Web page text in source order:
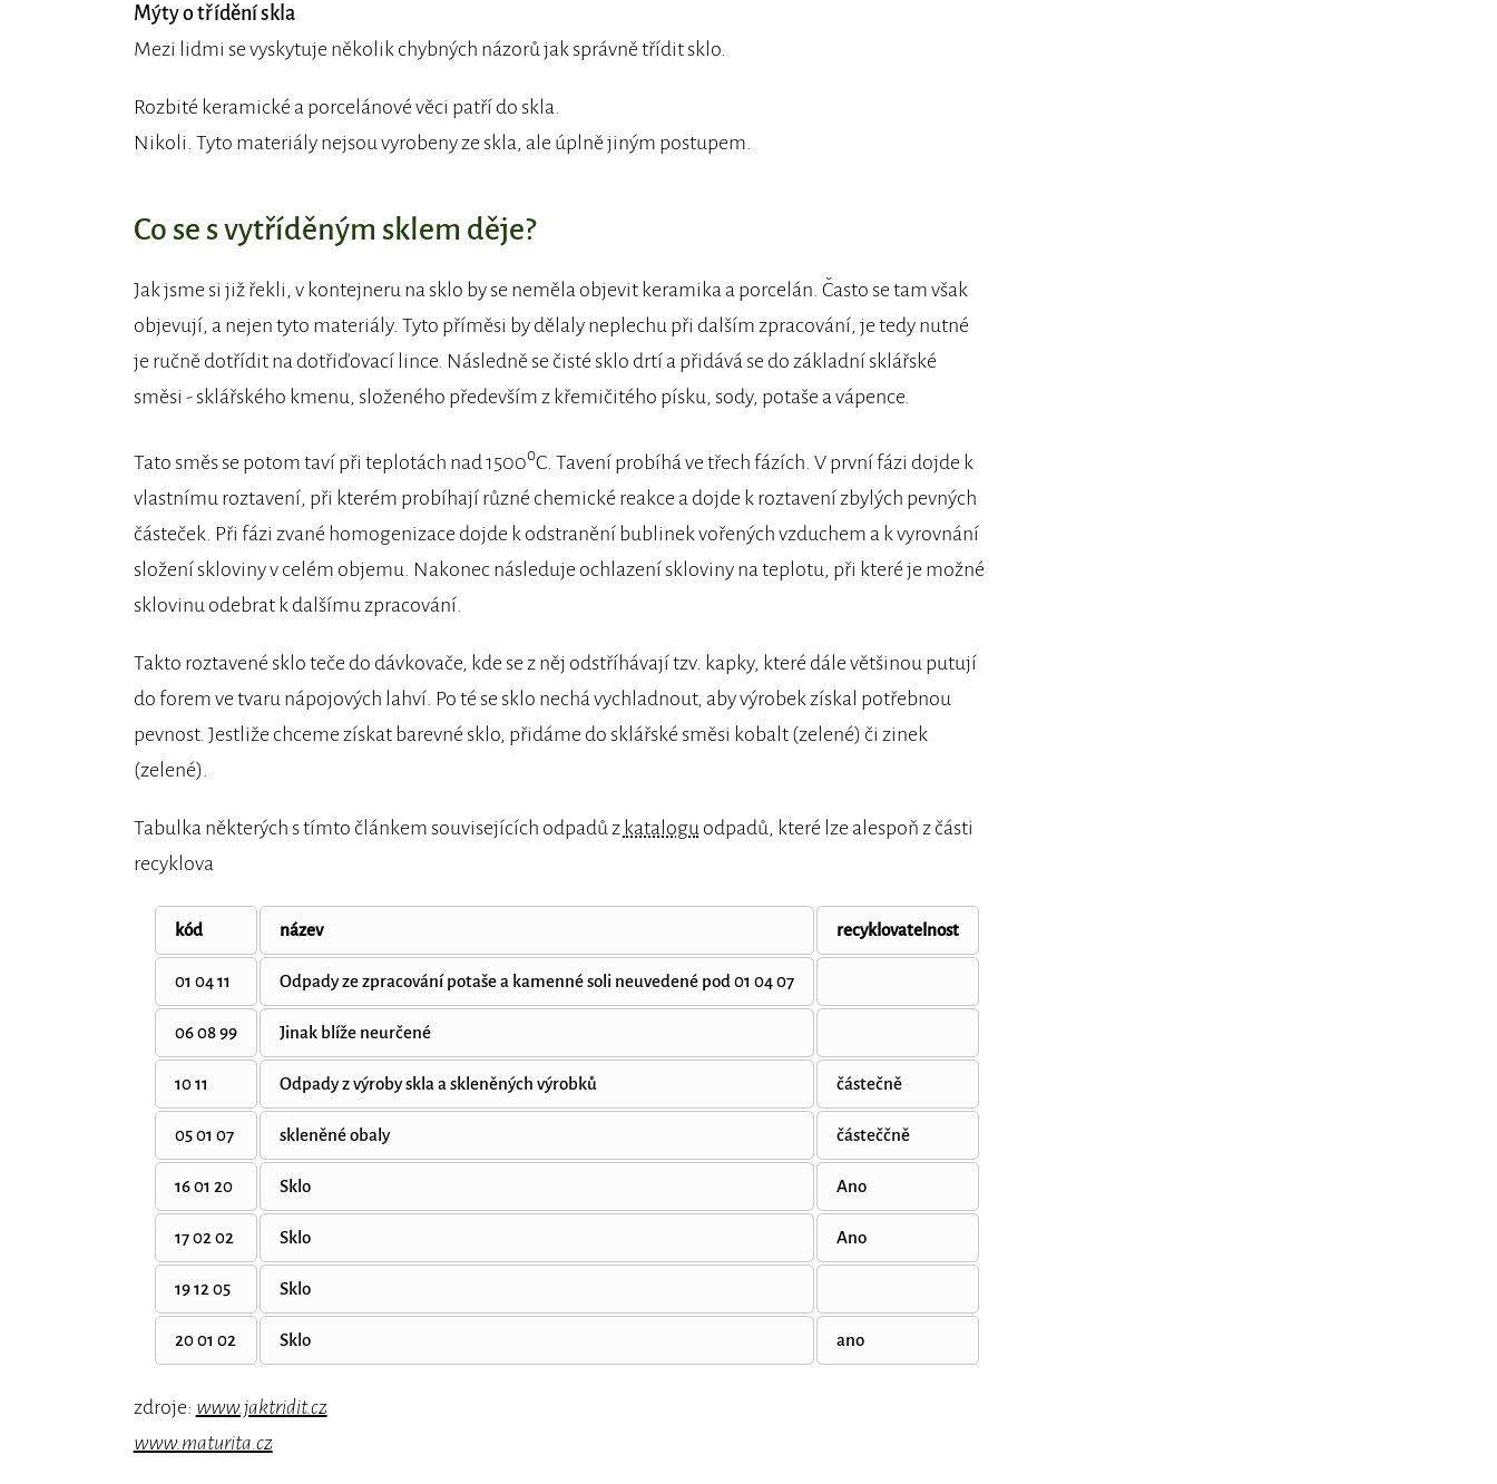
Mýty o třídění skla
Mezi lidmi se vyskytuje několik chybných názorů jak správně třídit sklo.
Rozbité keramické a porcelánové věci patří do skla.
Nikoli. Tyto materiály nejsou vyrobeny ze skla, ale úplně jiným postupem.
Co se s vytříděným sklem děje?
Jak jsme si již řekli, v kontejneru na sklo by se neměla objevit keramika a porcelán. Často se tam však
objevují, a nejen tyto materiály. Tyto příměsi by dělaly neplechu při dalším zpracování, je tedy nutné
je ručně dotřídit na dotřiďovací lince. Následně se čisté sklo drtí a přidává se do základní sklářské
směsi - sklářského kmenu, složeného především z křemičitého písku, sody, potaše a vápence.
Tato směs se potom taví při teplotách nad 1500oC. Tavení probíhá ve třech fázích. V první fázi dojde k
vlastnímu roztavení, při kterém probíhají různé chemické reakce a dojde k roztavení zbylých pevných
částeček. Při fázi zvané homogenizace dojde k odstranění bublinek vořených vzduchem a k vyrovnání
složení skloviny v celém objemu. Nakonec následuje ochlazení skloviny na teplotu, při které je možné
sklovinu odebrat k dalšímu zpracování.
Takto roztavené sklo teče do dávkovače, kde se z něj odstříhávají tzv. kapky, které dále většinou putují
do forem ve tvaru nápojových lahví. Po té se sklo nechá vychladnout, aby výrobek získal potřebnou
pevnost. Jestliže chceme získat barevné sklo, přidáme do sklářské směsi kobalt (zelené) či zinek
(zelené).
Tabulka některých s tímto článkem souvisejících odpadů z katalogu odpadů, které lze alespoň z části
recyklova
kód název recyklovatelnost
01 04 11 Odpady ze zpracování potaše a kamenné soli neuvedené pod 01 04 07
06 08 99 Jinak blíže neurčené
10 11 Odpady z výroby skla a skleněných výrobků částečně
05 01 07 skleněné obaly částeččně
16 01 20 Sklo Ano
17 02 02 Sklo Ano
19 12 05 Sklo
20 01 02 Sklo ano
zdroje: www.jaktridit.cz
www.maturita.cz